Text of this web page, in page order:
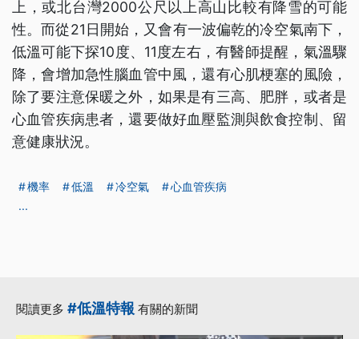
上，或北台灣2000公尺以上高山比較有降雪的可能
性。而從21日開始，又會有一波偏乾的冷空氣南下，
低溫可能下探10度、11度左右，有醫師提醒，氣溫驟
降，會增加急性腦血管中風，還有心肌梗塞的風險，
除了要注意保暖之外，如果是有三高、肥胖，或者是
心血管疾病患者，還要做好血壓監測與飲食控制、留
意健康狀況。
機率 低溫 冷空氣
心血管疾病
...
閱讀更多 #低溫特報 有關的新聞